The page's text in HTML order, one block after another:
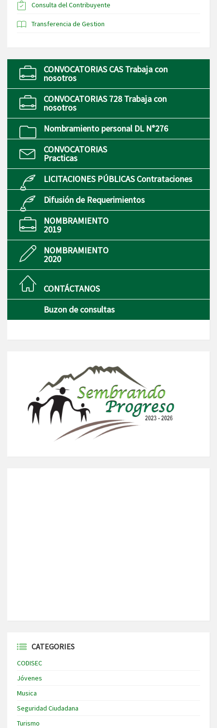
Consulta del Contribuyente
Transferencia de Gestion
CONVOCATORIAS CAS Trabaja con
nosotros
CONVOCATORIAS 728 Trabaja con
nosotros
Nombramiento personal DL N°276
CONVOCATORIAS
Practicas
LICITACIONES PÚBLICAS Contrataciones
Difusión de Requerimientos
NOMBRAMIENTO
2019
NOMBRAMIENTO
2020
CONTÁCTANOS
Buzon de consultas
CATEGORIES
CODISEC
Jóvenes
Musica
Seguridad Ciudadana
Turismo